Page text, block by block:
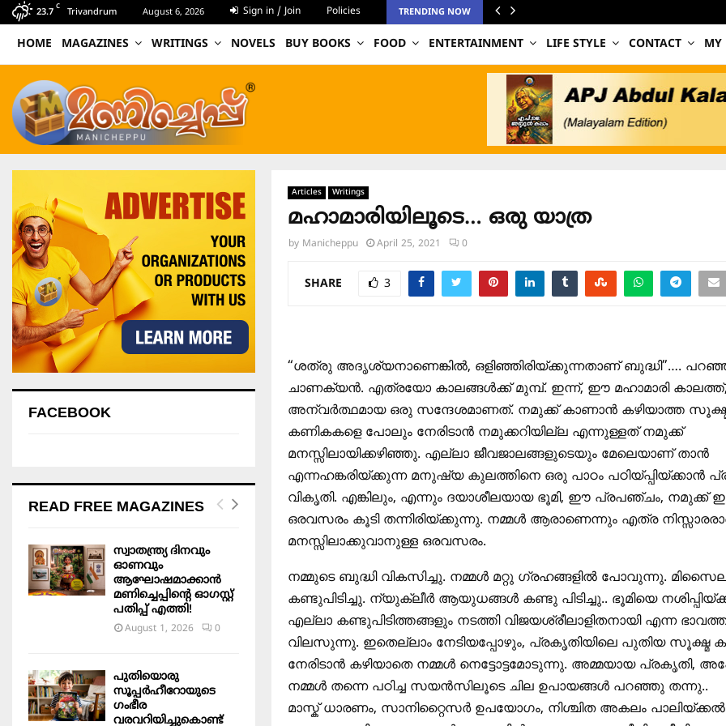
23.7 C Trivandrum August 6, 2026 Sign in / Join Policies TRENDING NOW
HOME MAGAZINES WRITINGS NOVELS BUY BOOKS FOOD ENTERTAINMENT LIFE STYLE CONTACT MY
Articles Writings
മഹാമാരിയിലൂടെ… ഒരു യാത്ര
by Manicheppu April 25, 2021 0
SHARE 3
“ശത്രു അദൃശ്യനാണെങ്കിൽ, ഒളിഞ്ഞിരിയ്ക്കുന്നതാണ് ബുദ്ധി”….
ചാണക്യൻ. എത്രയോ കാലങ്ങൾക്ക് മുമ്പ്. ഇന്ന്, ഈ മഹാമാരി
അന്വർത്ഥമായ ഒരു സന്ദേശമാണത്. നമുക്ക് കാണാൻ കഴിയാത്ത
കണികകളെ പോലും നേരിടാൻ നമുക്കറിയില്ല എന്നുള്ളത് നമുക്ക്
മനസ്സിലായിക്കഴിഞ്ഞു. എല്ലാ ജീവജാലങ്ങളുടെയും മേലെയാണ് താൻ
എന്നഹങ്കരിയ്ക്കുന്ന മനുഷ്യ കുലത്തിനെ ഒരു പാഠം പഠിയ്പ്പിയ്ക്കാൻ
വികൃതി. എങ്കിലും, എന്നും ദയാശീലയായ ഭൂമി, ഈ പ്രപഞ്ചം, നമുക്ക്
ഒരവസരം കൂടി തന്നിരിയ്ക്കുന്നു. നമ്മൾ ആരാണെന്നും എത്ര
മനസ്സിലാക്കുവാനുള്ള ഒരവസരം.
നമ്മുടെ ബുദ്ധി വികസിച്ചു. നമ്മൾ മറ്റു ഗ്രഹങ്ങളിൽ പോവുന്നു.
കണ്ടുപിടിച്ചു. ന്യുക്ലീർ ആയുധങ്ങൾ കണ്ടു പിടിച്ചു.. ഭൂമിയെ
എല്ലാ കണ്ടുപിടിത്തങ്ങളും നടത്തി വിജയശ്രീലാളിതനായി എന്ന
വിലസുന്നു. ഇതെല്ലാം നേടിയപ്പോഴും, പ്രകൃതിയിലെ പുതിയ സൂക്ഷ്മ
നേരിടാൻ കഴിയാതെ നമ്മൾ നെട്ടോട്ടമോടുന്നു. അമ്മയായ പ്രകൃതി,
നമ്മൾ തന്നെ പഠിച്ച സയൻസിലൂടെ ചില ഉപായങ്ങൾ പറഞ്ഞു തന്നു..
മാസ്ക് ധാരണം, സാനിറ്റൈസർ ഉപയോഗം, നിശ്ചിത അകലം പാലിയ്ക്കൽ
FACEBOOK
READ FREE MAGAZINES
സ്വാതന്ത്ര്യ ദിനവും
ഓണവും
ആഘോഷമാക്കാൻ
മണിച്ചെപ്പിന്റെ ഓഗസ്റ്റ്
പതിപ്പ് എത്തി!
August 1, 2026 0
പുതിയൊരു
സൂപ്പർഹീറോയുടെ
ഗംഭീര
വരവറിയിച്ചുകൊണ്ട്